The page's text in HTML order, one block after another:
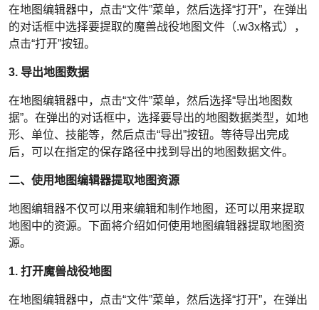
在地图编辑器中，点击“文件”菜单，然后选择“打开”，在弹出
的对话框中选择要提取的魔兽战役地图文件（.w3x格式），
点击“打开”按钮。
3. 导出地图数据
在地图编辑器中，点击“文件”菜单，然后选择“导出地图数
据”。在弹出的对话框中，选择要导出的地图数据类型，如地
形、单位、技能等，然后点击“导出”按钮。等待导出完成
后，可以在指定的保存路径中找到导出的地图数据文件。
二、使用地图编辑器提取地图资源
地图编辑器不仅可以用来编辑和制作地图，还可以用来提取
地图中的资源。下面将介绍如何使用地图编辑器提取地图资
源。
1. 打开魔兽战役地图
在地图编辑器中，点击“文件”菜单，然后选择“打开”，在弹出